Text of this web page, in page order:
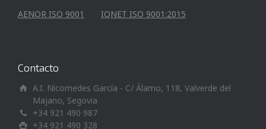
AENOR ISO 9001 IQNET ISO 9001:2015
Contacto
A.I. Nicomedes García - C/ Álamo, 118, Valverde del
Majano, Segovia
+34 921 490 987
+34 921 490 328